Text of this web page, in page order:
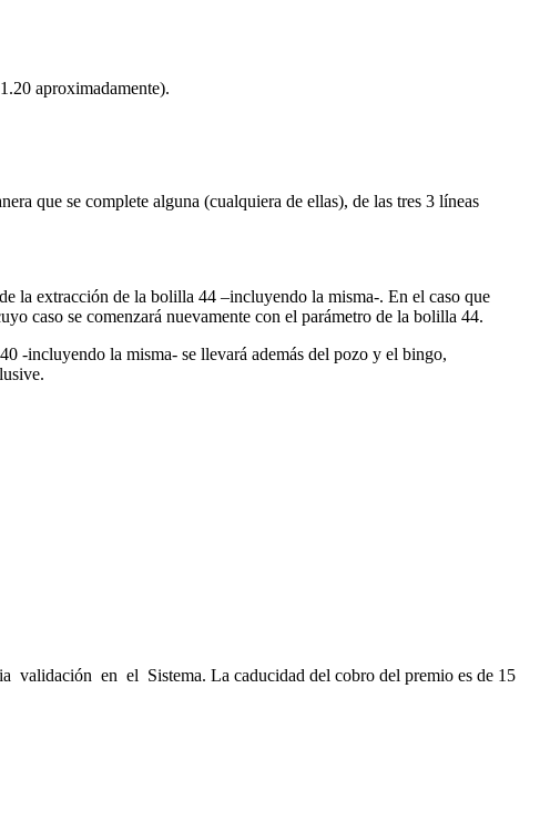
aproximadamente).
que se complete alguna (cualquiera de ellas), de las tres 3 líneas
la extracción de la bolilla 44 –incluyendo la misma-. En el caso que
caso se comenzará nuevamente con el parámetro de la bolilla 44.
-incluyendo la misma- se llevará además del pozo y el bingo,
validación en el Sistema. La caducidad del cobro del premio es de 15